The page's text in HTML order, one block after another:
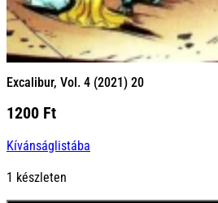
Excalibur, Vol. 4 (2021) 20
1200 Ft
Kívánságlistába
1 készleten